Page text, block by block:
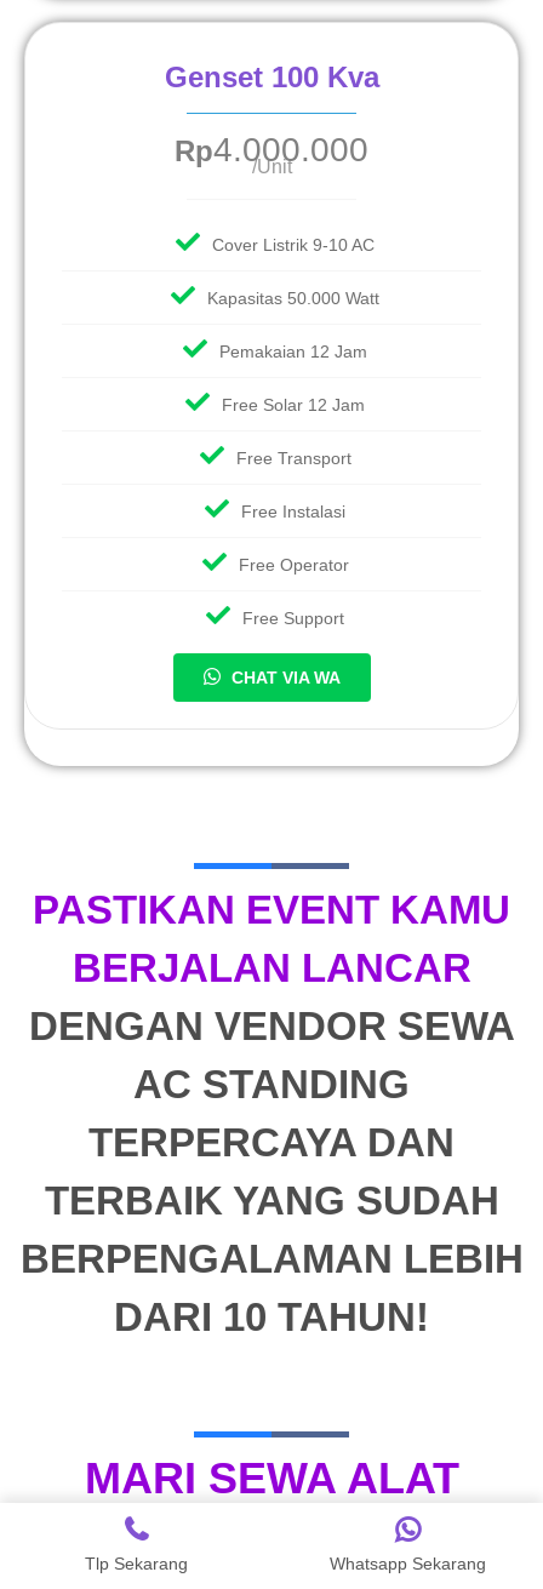
Genset 100 Kva
Rp4.000.000
/Unit
Cover Listrik 9-10 AC
Kapasitas 50.000 Watt
Pemakaian 12 Jam
Free Solar 12 Jam
Free Transport
Free Instalasi
Free Operator
Free Support
CHAT VIA WA
PASTIKAN EVENT KAMU
BERJALAN LANCAR
DENGAN VENDOR SEWA
AC STANDING
TERPERCAYA DAN
TERBAIK YANG SUDAH
BERPENGALAMAN LEBIH
DARI 10 TAHUN!
MARI SEWA ALAT
PESTA
UNTUK
Tlp Sekarang Whatsapp Sekarang